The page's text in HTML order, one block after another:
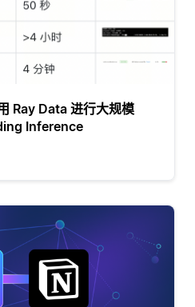
Ray Data 进行大规模
Inference